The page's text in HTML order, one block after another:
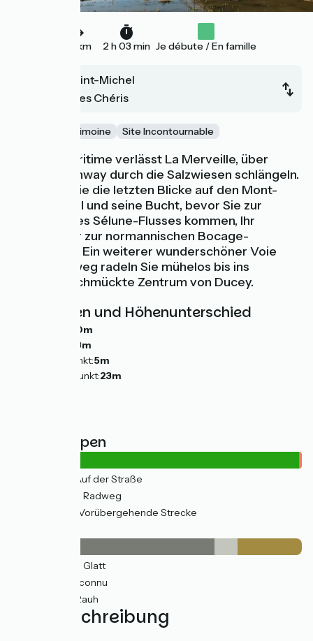
22 km 2 h 03 min Je débute / En famille
Mont-Saint-Michel
Ducey-Les Chéris
Patrimoine Site Incontournable
Die Vélomaritime verlässt La Merveille, über
einen Greenway durch die Salzwiesen schlängeln.
Genießen Sie die letzten Blicke auf den Mont-
Saint-Michel und seine Bucht, bevor Sie zur
Mündung des Sélune-Flusses kommen, Ihr
Eingangstor zur normannischen Bocage-
Landschaft. Ein weiterer wunderschöner Voie
Verte-Radweg radeln Sie mühelos bis ins
blumengeschmückte Zentrum von Ducey.
Steigungen und Höhenunterschied
10m
13m
Tiefster Punkt:5m
Höchster Punkt:23m
Straßentypen
(19%) Auf der Straße
(80%) Radweg
(1%) Vorübergehende Strecke
(70%) Glatt
(8%) Inconnu
(22%) Rauh
Wegbeschreibung